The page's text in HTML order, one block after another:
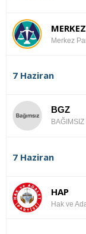
Merkez
7 Haziran
BGZ
BAĞIMSIZ
7 Haziran
HAP
Hak ve